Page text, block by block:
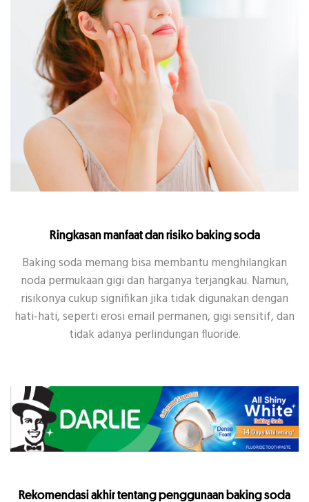
Ringkasan manfaat dan risiko baking soda
Baking soda memang bisa membantu menghilangkan
noda permukaan gigi dan harganya terjangkau. Namun,
risikonya cukup signifikan jika tidak digunakan dengan
hati-hati, seperti erosi email permanen, gigi sensitif, dan
tidak adanya perlindungan fluoride.
Rekomendasi akhir tentang penggunaan baking soda